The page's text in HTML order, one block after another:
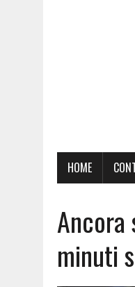
HOME
Ancora
minuti